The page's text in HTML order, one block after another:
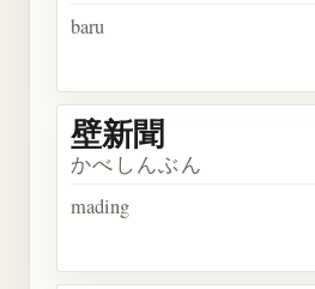
baru
壁新聞
かべしんぶん
mading